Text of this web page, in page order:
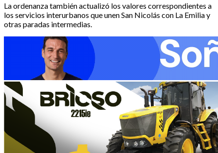
La ordenanza también actualizó los valores correspondientes a
los servicios interurbanos que unen San Nicolás con La Emilia y
otras paradas intermedias.